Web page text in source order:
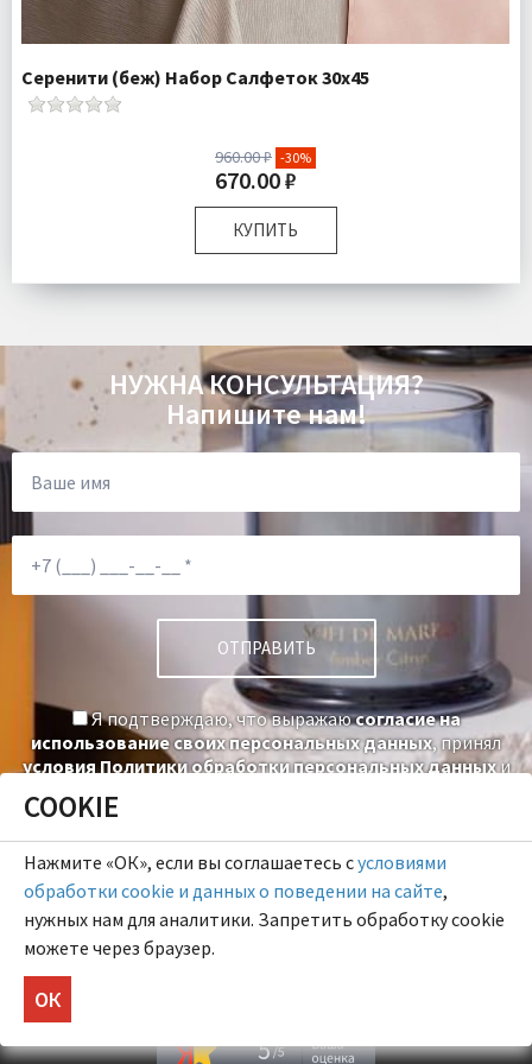
Серенити (беж) Набор Салфеток 30х45
960.00 ₽ -30%
670.00 ₽
КУПИТЬ
Размер:
30х45 см
НУЖНА КОНСУЛЬТАЦИЯ?
Напишите нам!
Я подтверждаю, что выражаюсогласие на
использование своих персональных данных, принял
условия Политики обработки персональных данныхи
Мы в соц сетях:
5
COOKIE
Нажмите «ОК», если вы соглашаетесь сусловиями
обработки cookie и данных о поведении на сайте,
нужных нам для аналитики. Запретить обработку cookie
можете через браузер.
ОК